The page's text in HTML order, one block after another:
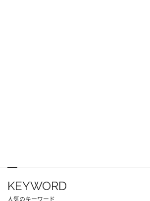
KEYWORD
人気のキーワード